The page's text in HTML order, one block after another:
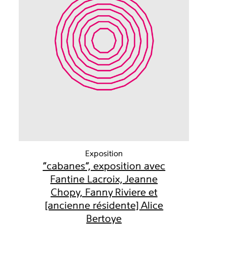
Exposition
"cabanes", exposition avec
Fantine Lacroix, Jeanne
Chopy, Fanny Riviere et
[ancienne résidente] Alice
Bertoye